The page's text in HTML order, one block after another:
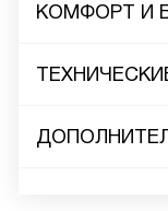
КОМФОРТ И